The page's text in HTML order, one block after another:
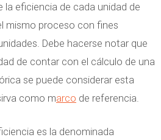
la eficiencia de cada unidad de
mismo proceso con fines
Debe hacerse notar que
de contar con el cálculo de una
se puede considerar esta
como marco de referencia.
es la denominada